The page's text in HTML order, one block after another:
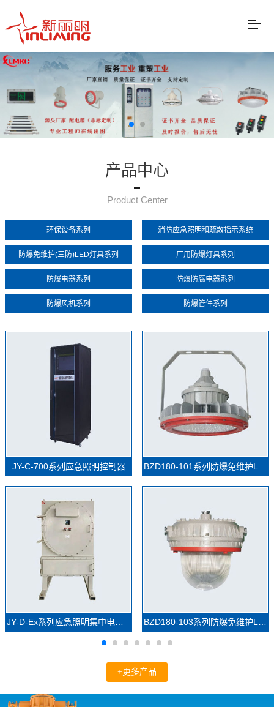
产品中心
Product Center
环保设备系列 消防应急照明和疏散指示系统
防爆免维护(三防)LED灯具系列 厂用防爆灯具系列
防爆电器系列 防爆防腐电器系列
防爆风机系列 防爆管件系列
JY-C-700系列应急照明控制器
+更多产品